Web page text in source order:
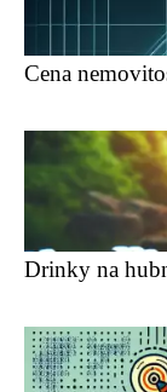
Cena
Drinky na